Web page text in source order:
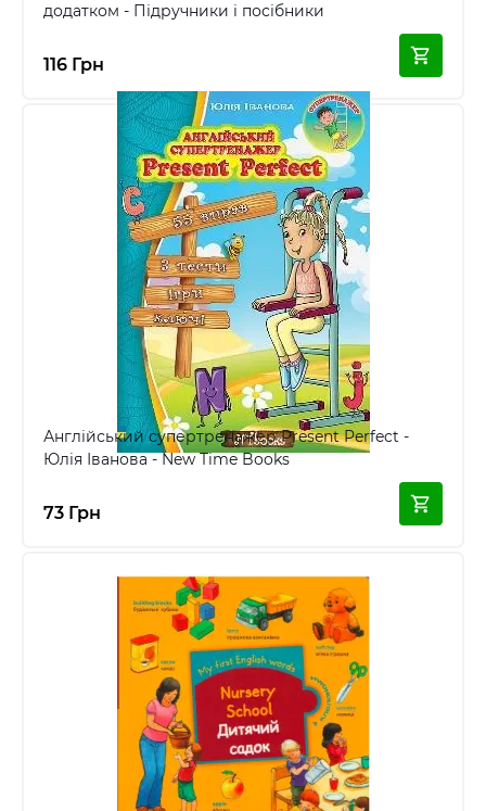
додатком - Підручники і посібники
116 Грн
Англійський супертренажер Present Perfect -
Юлія Іванова - New Time Books
73 Грн